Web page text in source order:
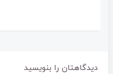
دیدگاهتان را بنویسید